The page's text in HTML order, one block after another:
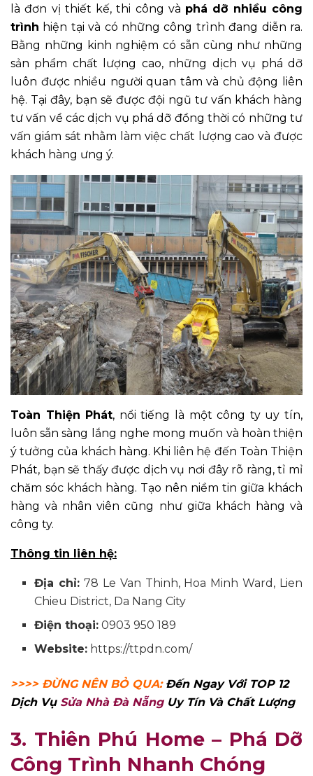
là đơn vị thiết kế, thi công và phá dỡ nhiều công
trình hiện tại và có những công trình đang diễn ra.
Bằng những kinh nghiệm có sẵn cùng như những
sản phẩm chất lượng cao, những dịch vụ phá dỡ
luôn được nhiều người quan tâm và chủ động liên
hệ. Tại đây, bạn sẽ được đội ngũ tư vấn khách hàng
tư vấn về các dịch vụ phá dỡ đồng thời có những tư
vấn giám sát nhằm làm việc chất lượng cao và được
khách hàng ưng ý.
Toàn Thiện Phát, nổi tiếng là một công ty uy tín,
luôn sẵn sàng lắng nghe mong muốn và hoàn thiện
ý tưởng của khách hàng. Khi liên hệ đến Toàn Thiện
Phát, bạn sẽ thấy được dịch vụ nơi đây rõ ràng, tỉ mỉ
chăm sóc khách hàng. Tạo nên niềm tin giữa khách
hàng và nhân viên cũng như giữa khách hàng và
công ty.
Thông tin liên hệ:
Địa chỉ: 78 Le Van Thinh, Hoa Minh Ward, Lien
Chieu District, Da Nang City
Điện thoại: 0903 950 189
Website: https://ttpdn.com/
>>>> ĐỪNG NÊN BỎ QUA: Đến Ngay Với TOP 12
Dịch Vụ Sửa Nhà Đà Nẵng Uy Tín Và Chất Lượng
3. Thiên Phú Home – Phá Dỡ
Công Trình Nhanh Chóng